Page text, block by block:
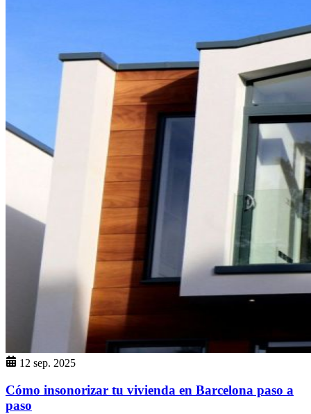
12 sep. 2025
Cómo insonorizar tu vivienda en Barcelona paso a
paso